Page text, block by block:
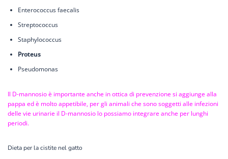
Enterococcus faecalis
Streptococcus
Staphylococcus
Proteus
Pseudomonas
Il D-mannosio è importante anche in ottica di prevenzione si aggiunge alla
pappa ed è molto appetibile, per gli animali che sono soggetti alle infezioni
delle vie urinarie il D-mannosio lo possiamo integrare anche per lunghi
periodi.
Dieta per la cistite nel gatto